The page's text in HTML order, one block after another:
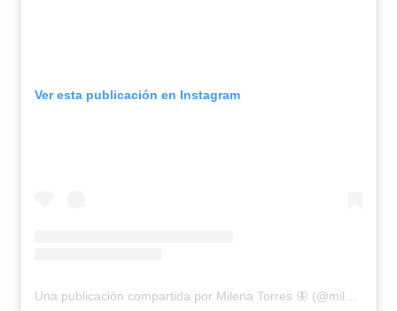
Ver esta publicación en Instagram